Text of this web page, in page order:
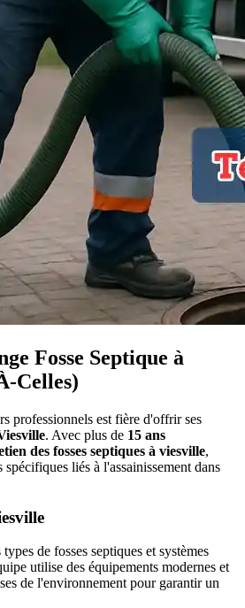
Fosse Septique à
Celles)
professionnels est fière d'offrir ses
. Avec plus de 15 ans
des fosses septiques à viesville,
liés à l'assainissement dans
de fosses septiques et systèmes
utilise des équipements modernes et
de l'environnement pour garantir un